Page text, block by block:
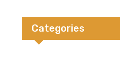
Categories